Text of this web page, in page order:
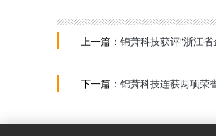
上一篇： 锦萧科技获评“浙江
下一篇： 锦萧科技连获两项荣